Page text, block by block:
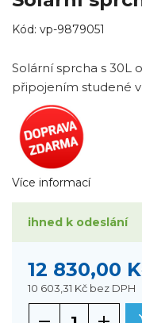
Kód: vp-9879051
Solární sprcha s 30L
připojením studené
Více informací
ihned k odeslání
12 830,00
10 603,31 Kč bez DPH